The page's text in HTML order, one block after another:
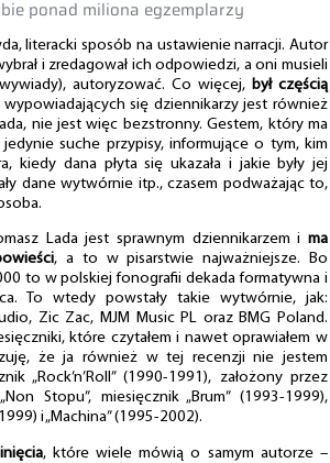
ponad miliona egzemplarzy
literacki sposób na ustawienie narracji. Autor
i zredagował ich odpowiedzi, a oni musieli
autoryzować. Co więcej, był częścią
się dziennikarzy jest również
nie jest więc bezstronny. Gestem, który ma
suche przypisy, informujące o tym, kim
kiedy dana płyta się ukazała i jakie były jej
dane wytwórnie itp., czasem podważając to,
Lada jest sprawnym dziennikarzem i ma
, a to w pisarstwie najważniejsze. Bo
to w polskiej fonografii dekada formatywna i
To wtedy powstały takie wytwórnie, jak:
Zic Zac, MJM Music PL oraz BMG Poland.
które czytałem i nawet oprawiałem w
że ja również w tej recenzji nie jestem
„Rock’n’Roll” (1990-1991), założony przez
Stopu”, miesięcznik „Brum” (1993-1999),
i „Machina” (1995-2002).
, które wiele mówią o samym autorze –